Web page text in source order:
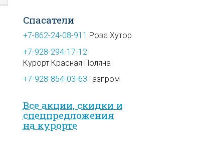
Спасатели
+7-862-24-08-911 Роза Хутор
+7-928-294-17-12
Курорт Красная Поляна
+7-928-854-03-63 Газпром
Все акции, скидки и
спец­предложе­ния
на курорте